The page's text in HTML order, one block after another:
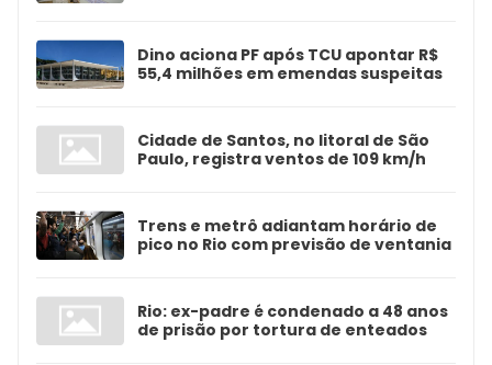
Dino aciona PF após TCU apontar R$
55,4 milhões em emendas suspeitas
Cidade de Santos, no litoral de São
Paulo, registra ventos de 109 km/h
Trens e metrô adiantam horário de
pico no Rio com previsão de ventania
Rio: ex-padre é condenado a 48 anos
de prisão por tortura de enteados